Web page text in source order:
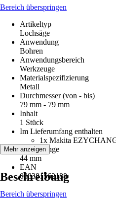
Bereich überspringen
Artikeltyp
Lochsäge
Anwendung
Bohren
Anwendungsbereich
Werkzeuge
Materialspezifizierung
Metall
Durchmesser (von - bis)
79 mm - 79 mm
Inhalt
1 Stück
Im Lieferumfang enthalten
1x Makita
Arbeitslänge
44 mm
EAN
088381562188
Mehr anzeigen
Beschreibung
Bereich überspringen